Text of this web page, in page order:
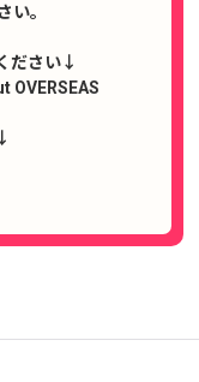
い。
ださい↓